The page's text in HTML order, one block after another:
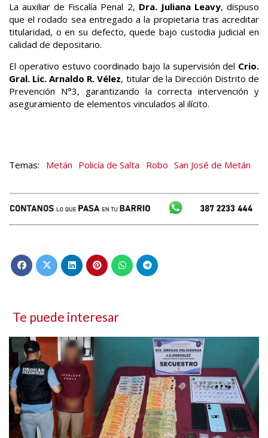
La auxiliar de Fiscalía Penal 2, Dra. Juliana Leavy, dispuso
que el rodado sea entregado a la propietaria tras acreditar
titularidad, o en su defecto, quede bajo custodia judicial en
calidad de depositario.
El operativo estuvo coordinado bajo la supervisión del Crio.
Gral. Lic. Arnaldo R. Vélez, titular de la Dirección Distrito de
Prevención N°3, garantizando la correcta intervención y
aseguramiento de elementos vinculados al ilícito.
Metán Policía de Salta Robo San José de Metán
Te puede interesar